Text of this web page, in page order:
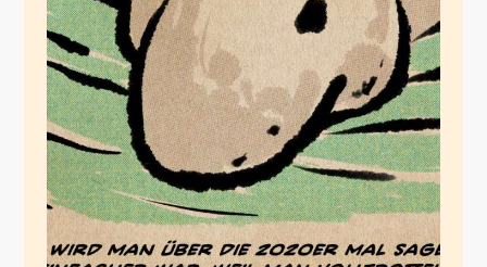
Früher war alles
einfacher
August 21, 2020